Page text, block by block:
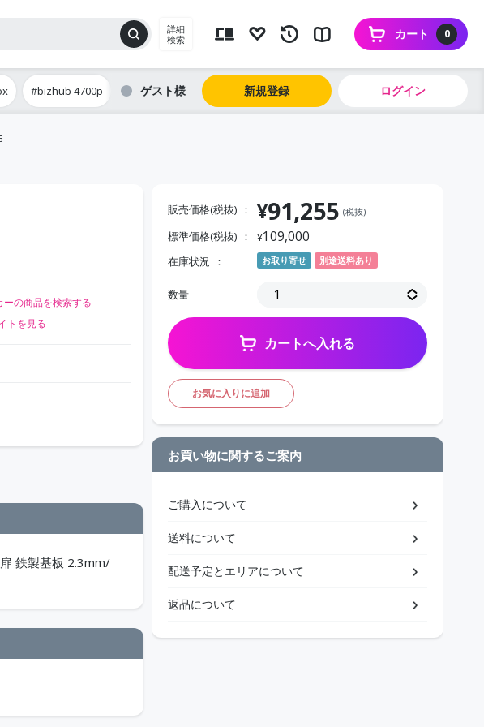
詳細
検索
0
カート
#bizhub 4700p ゲスト 新規登録 ログイン
ーの商品を検索する
トを見る
鉄製基板 2.3mm/
販売価格(税抜) ¥91,255 (税抜)
標準価格(税抜) ¥109,000
在庫状況 お取り寄せ 別途送料あり
数量
カートへ入れる
お気に入りに追加
お買い物に関するご案内
ご購入について
送料について
配送予定とエリアについて
返品について